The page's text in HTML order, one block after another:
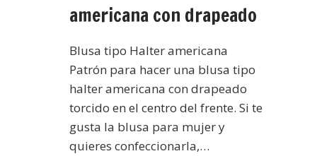
americana con drapeado
Blusa tipo Halter americana
Patrón para hacer una blusa tipo
halter americana con drapeado
torcido en el centro del frente. Si te
gusta la blusa para mujer y
quieres confeccionarla,…